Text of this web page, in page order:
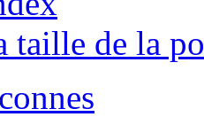
taille de la